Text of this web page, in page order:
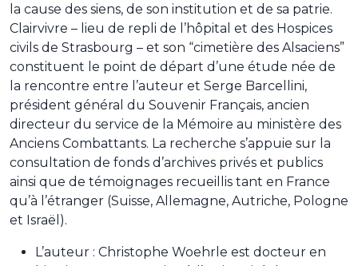
la cause des siens, de son institution et de sa patrie.
Clairvivre – lieu de repli de l’hôpital et des Hospices
civils de Strasbourg – et son “cimetière des Alsaciens”
constituent le point de départ d’une étude née de
la rencontre entre l’auteur et Serge Barcellini,
président général du Souvenir Français, ancien
directeur du service de la Mémoire au ministère des
Anciens Combattants. La recherche s’appuie sur la
consultation de fonds d’archives privés et publics
ainsi que de témoignages recueillis tant en France
qu’à l’étranger (Suisse, Allemagne, Autriche, Pologne
et Israël).
L’auteur : Christophe Woehrle est docteur en